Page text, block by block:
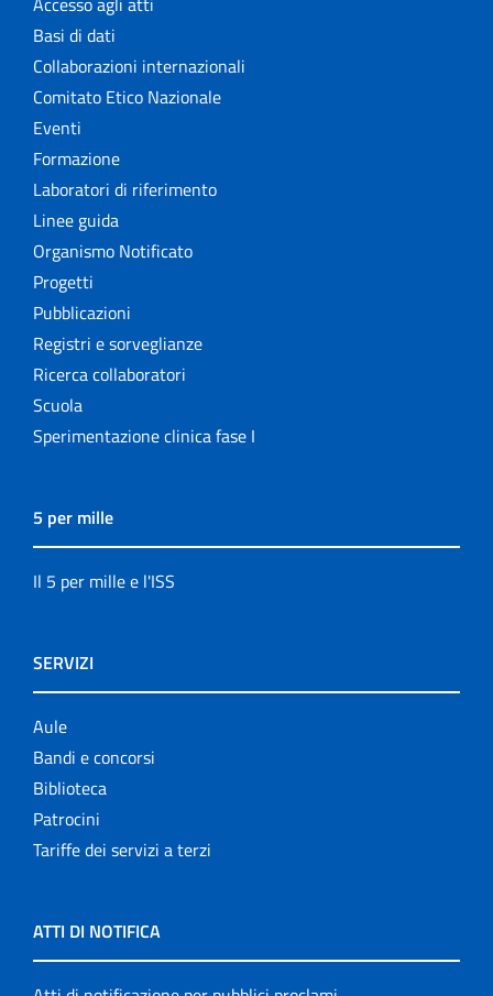
Basi di dati
Collaborazioni internazionali
Comitato Etico Nazionale
Eventi
Formazione
Laboratori di riferimento
Linee guida
Organismo Notificato
Progetti
Pubblicazioni
Registri e sorveglianze
Ricerca collaboratori
Scuola
Sperimentazione clinica fase I
5 per mille
Il 5 per mille e l'ISS
SERVIZI
Aule
Bandi e concorsi
Biblioteca
Patrocini
Tariffe dei servizi a terzi
ATTI DI NOTIFICA